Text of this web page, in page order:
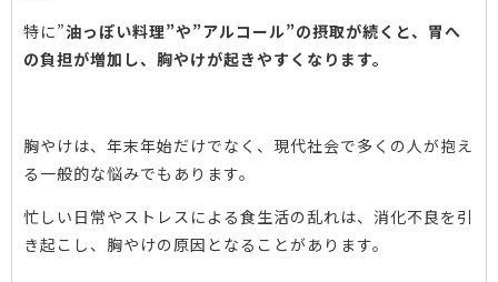
特に”油っぽい料理”や”アルコール”の摂取が続くと、胃へ
の負担が増加し、胸やけが起きやすくなります。
胸やけは、年末年始だけでなく、現代社会で多くの人が抱え
る一般的な悩みでもあります。
忙しい日常やストレスによる食生活の乱れは、消化不良を引
き起こし、胸やけの原因となることがあります。